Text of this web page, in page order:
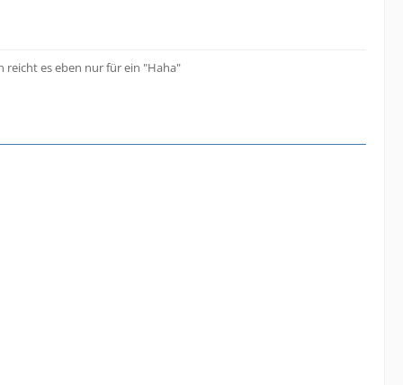
reicht es eben nur für ein "Haha"